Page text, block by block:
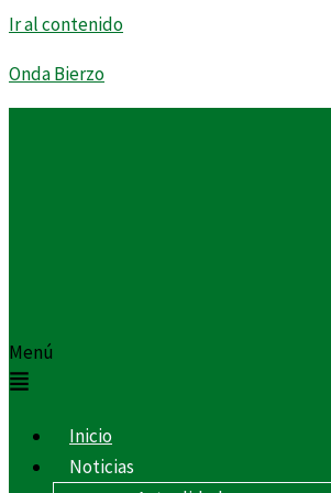
Ir al contenido
Onda Bierzo
Menú
Inicio
Noticias